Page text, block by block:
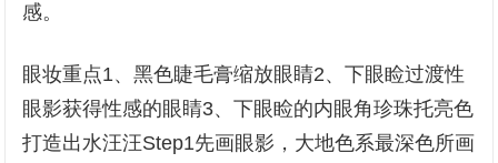
感。
眼妆重点1、黑色睫毛膏缩放眼睛2、下眼睑过渡性
眼影获得性感的眼睛3、下眼睑的内眼角珍珠托亮色
打造出水汪汪Step1先画眼影，大地色系最深色所画